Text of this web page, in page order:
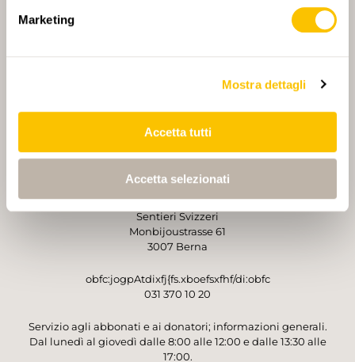
Marketing
Mostra dettagli
Accetta tutti
Accetta selezionati
PARTNER PRINCIPALE E PARTNER DI TRASPORTO
Sentieri Svizzeri
Monbijoustrasse 61
3007 Berna
obfc:jogpAtdixfj{fs.xboefsxfhf/di:obfc
031 370 10 20
Servizio agli abbonati e ai donatori; informazioni generali.
Dal lunedì al giovedì dalle 8:00 alle 12:00 e dalle 13:30 alle
17:00.